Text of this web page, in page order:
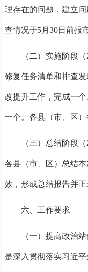
理存在的问题，建立问
查情况于5月30日前报
（二）实施阶段（
修复任务清单和排查
改提升工作，完成一
一个。各县（市、区）
（三）总结阶段（
各县（市、区）总结
效，形成总结报告并正
六、工作要求
（一）提高政治
是深入贯彻落实习近